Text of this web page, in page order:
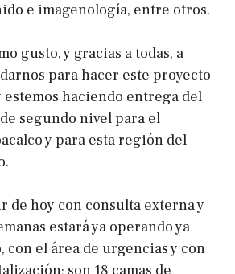
e imagenología, entre otros.
gusto, y gracias a todas, a
para hacer este proyecto
haciendo entrega del
segundo nivel para el
y para esta región del
de hoy con consulta externa y
estará ya operando ya
con el área de urgencias y con